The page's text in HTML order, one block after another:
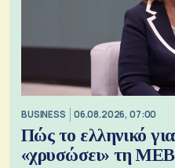
BUSINESS 06.08.2026, 07:00
Πώς το ελληνικό
«χρυσώσει» τη